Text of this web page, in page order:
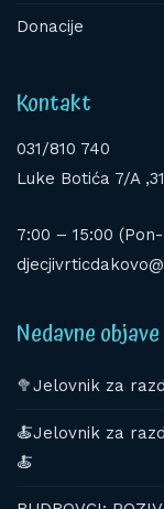
Donacije
Kontakt
031/810 740
Luke Botića 7/A
7:00 – 15:00
Nedavne objave
🥦Jelovnik za
🍝Jelovnik za
🍝